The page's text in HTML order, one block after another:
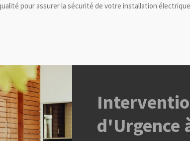
pour assurer la sécurité de votre installation
d'Urgence